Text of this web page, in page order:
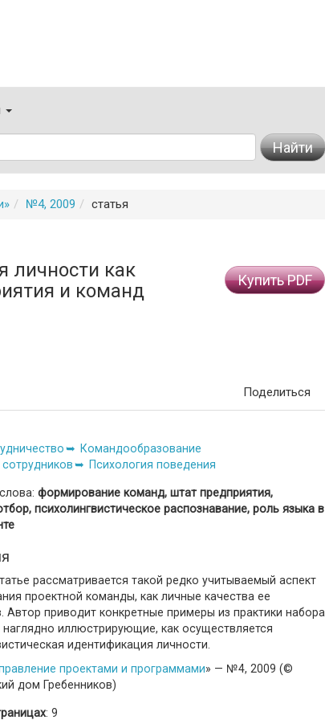
Найти
№4, 2009 статья
личности как
и команд
Купить PDF
Поделиться
Командообразование
Психология поведения
формирование команд, штат предприятия,
психолингвистическое распознавание, роль языка в
рассматривается такой редко учитываемый аспект
проектной команды, как личные качества ее
Автор приводит конкретные примеры из практики набора
наглядно иллюстрирующие, как осуществляется
идентификация личности.
проектами и программами» — №4, 2009 (©
дом Гребенников)
: 9